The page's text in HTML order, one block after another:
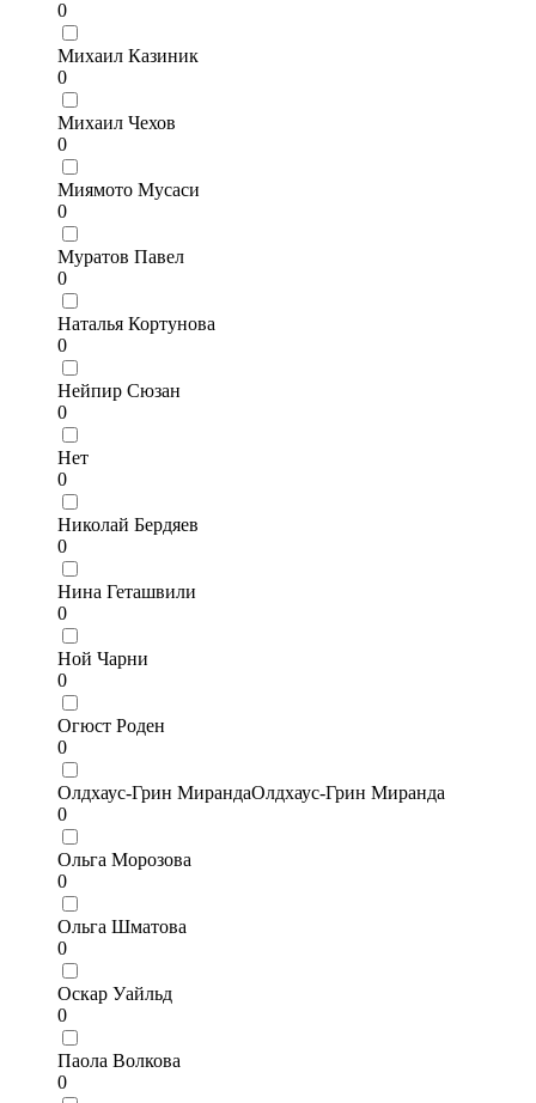
0
Михаил Казиник
0
Михаил Чехов
0
Миямото Мусаси
0
Муратов Павел
0
Наталья Кортунова
0
Нейпир Сюзан
0
Нет
0
Николай Бердяев
0
Нина Геташвили
0
Ной Чарни
0
Огюст Роден
0
Олдхаус-Грин МирандаОлдхаус-Грин Миранда
0
Ольга Морозова
0
Ольга Шматова
0
Оскар Уайльд
0
Паола Волкова
0